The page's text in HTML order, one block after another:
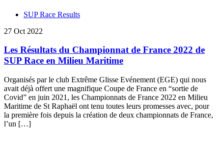
SUP Race Results
27 Oct 2022
Les Résultats du Championnat de France 2022 de
SUP Race en Milieu Maritime
Organisés par le club Extrême Glisse Evénement (EGE) qui nous
avait déjà offert une magnifique Coupe de France en “sortie de
Covid” en juin 2021, les Championnats de France 2022 en Milieu
Maritime de St Raphaël ont tenu toutes leurs promesses avec, pour
la première fois depuis la création de deux championnats de France,
l’un […]